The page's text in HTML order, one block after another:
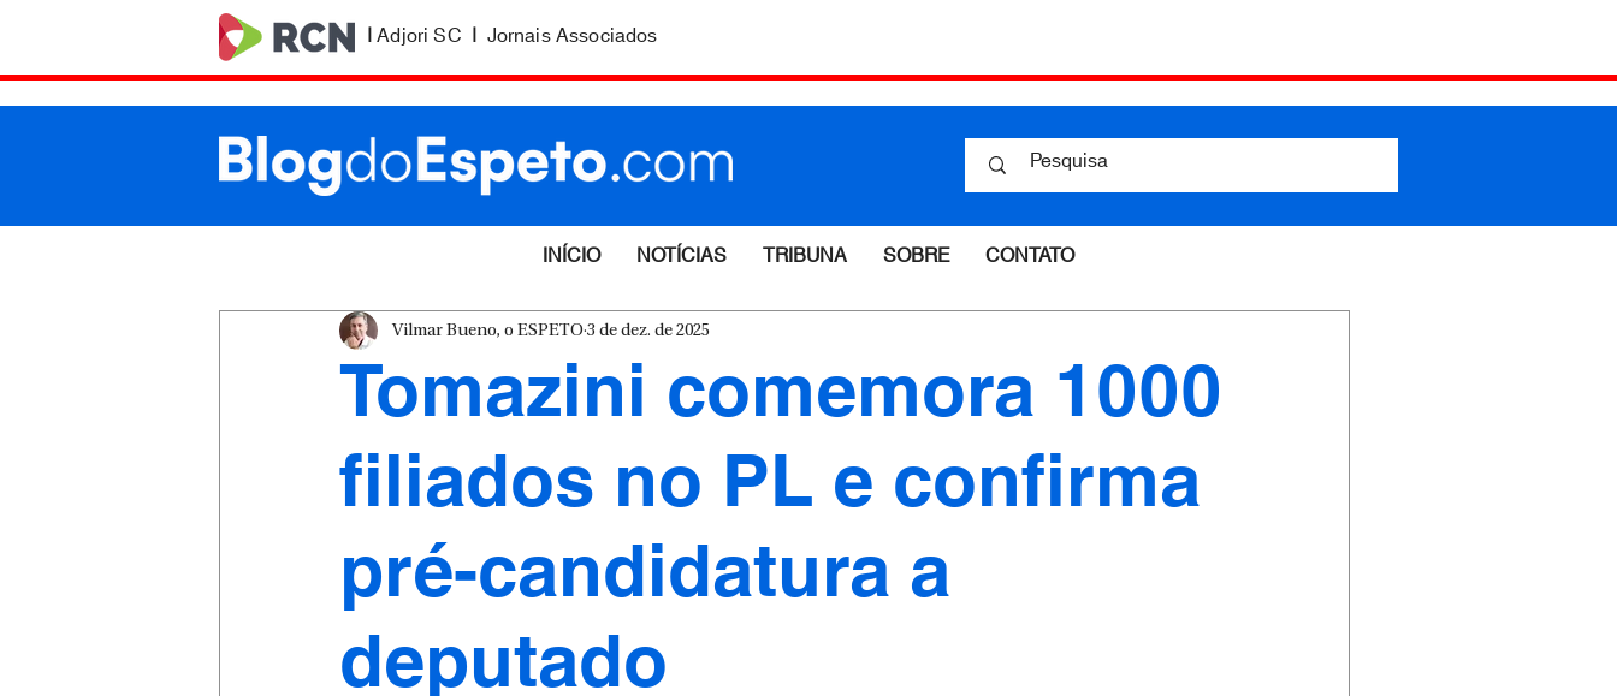
|Adjori SC | Jornais Associados
INÍCIO NOTÍCIAS TRIBUNA SOBRE CONTATO
Tomazini comemora 1000
filiados no PL e confirma
pré-candidatura a
deputado
Vilmar Bueno, o ESPETO 3 de dez. de 2025